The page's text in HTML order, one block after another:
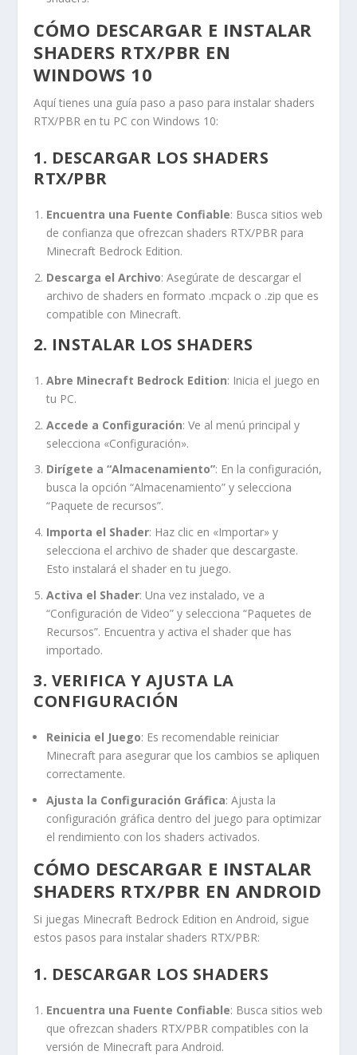
CÓMO DESCARGAR E INSTALAR
SHADERS RTX/PBR EN
WINDOWS 10
Aquí tienes una guía paso a paso para instalar shaders
RTX/PBR en tu PC con Windows 10:
1. DESCARGAR LOS SHADERS
RTX/PBR
Encuentra una Fuente Confiable: Busca sitios web
de confianza que ofrezcan shaders RTX/PBR para
Minecraft Bedrock Edition.
Descarga el Archivo: Asegúrate de descargar el
archivo de shaders en formato .mcpack o .zip que es
compatible con Minecraft.
2. INSTALAR LOS SHADERS
Abre Minecraft Bedrock Edition: Inicia el juego en
tu PC.
Accede a Configuración: Ve al menú principal y
selecciona «Configuración».
Dirígete a “Almacenamiento”: En la configuración,
busca la opción “Almacenamiento” y selecciona
“Paquete de recursos”.
Importa el Shader: Haz clic en «Importar» y
selecciona el archivo de shader que descargaste.
Esto instalará el shader en tu juego.
Activa el Shader: Una vez instalado, ve a
“Configuración de Video” y selecciona “Paquetes de
Recursos”. Encuentra y activa el shader que has
importado.
3. VERIFICA Y AJUSTA LA
CONFIGURACIÓN
Reinicia el Juego: Es recomendable reiniciar
Minecraft para asegurar que los cambios se apliquen
correctamente.
Ajusta la Configuración Gráfica: Ajusta la
configuración gráfica dentro del juego para optimizar
el rendimiento con los shaders activados.
CÓMO DESCARGAR E INSTALAR
SHADERS RTX/PBR EN ANDROID
Si juegas Minecraft Bedrock Edition en Android, sigue
estos pasos para instalar shaders RTX/PBR:
1. DESCARGAR LOS SHADERS
Encuentra una Fuente Confiable: Busca sitios web
que ofrezcan shaders RTX/PBR compatibles con la
versión de Minecraft para Android.